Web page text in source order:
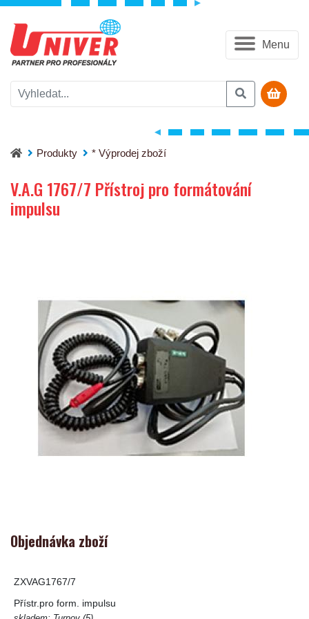
Menu
Produkty * Výprodej zboží
V.A.G 1767/7 Přístroj pro formátování impulsu
V.A.G 1767/7 Přístroj pro formátování
impulsu
Objednávka zboží
ZXVAG1767/7
Přístr.pro form. impulsu